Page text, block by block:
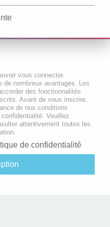
vous connecter.
de nombreux avantages. Les
des fonctionnalités
Avant de vous inscrire,
de nos conditions
Veuillez
attentivement toutes les
de confidentialité